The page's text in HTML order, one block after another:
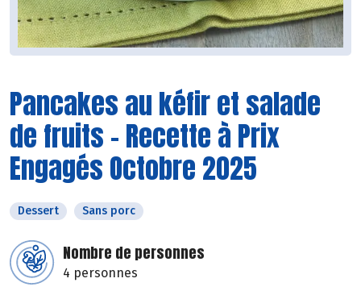
Pancakes au kéfir et salade
de fruits - Recette à Prix
Engagés Octobre 2025
Dessert Sans porc
Nombre de personnes
4 personnes